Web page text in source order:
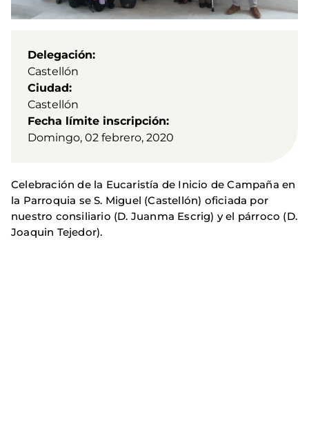
Delegación
Castellón
Ciudad
Castellón
Fecha límite inscripción
Domingo, 02 febrero, 2020
Celebración de la Eucaristía de Inicio de Campaña en
la Parroquia se S. Miguel (Castellón) oficiada por
nuestro consiliario (D. Juanma Escrig) y el párroco (D.
Joaquin Tejedor).